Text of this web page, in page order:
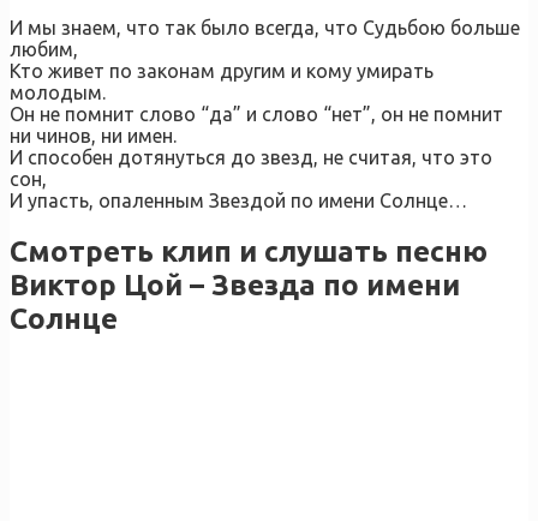
И мы знаем, что так было всегда, что Судьбою больше
любим,
Кто живет по законам другим и кому умирать
молодым.
Он не помнит слово “да” и слово “нет”, он не помнит
ни чинов, ни имен.
И способен дотянуться до звезд, не считая, что это
сон,
И упасть, опаленным Звездой по имени Солнце…
Смотреть клип и слушать песню
Виктор Цой – Звезда по имени
Солнце